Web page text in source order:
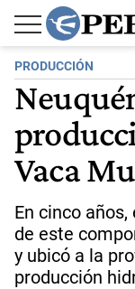
PRODUCCIÓN
Vaca
En cinco
de este
y ubicó a la
producción